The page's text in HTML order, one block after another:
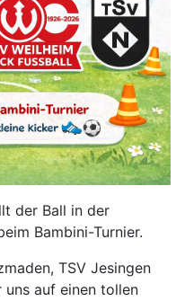
der Ball in der
Bambini-Turnier.
TSV Jesingen
auf einen tollen